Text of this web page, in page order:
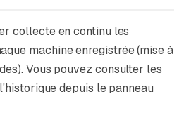
collecte en continu les
machine enregistrée (mise à
Vous pouvez consulter les
depuis le panneau